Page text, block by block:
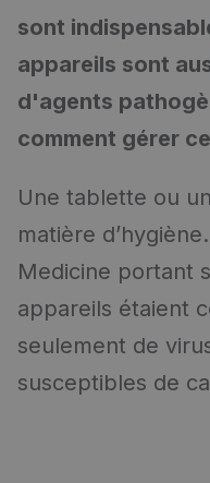
sont
appareils sont
d'agents
comment gérer
Une tablette ou
matière
Medicine portant
appareils étaient
seulement de
susceptibles de